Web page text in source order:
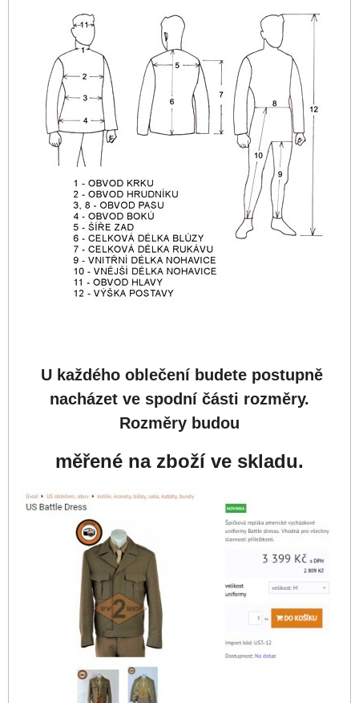
U každého oblečení budete postupně
nacházet ve spodní části rozměry.
Rozměry budou
měřené na zboží ve skladu.